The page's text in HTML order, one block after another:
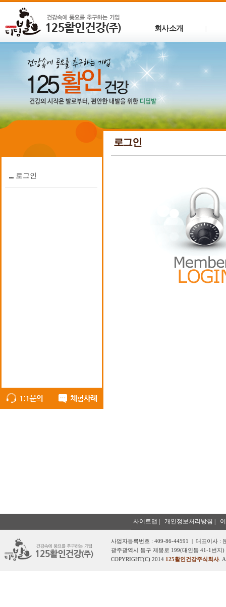
회사소개
로그인
로그인
사이트맵 개인정보처리방침
사업자등록번호 : 409-86-44591 | 대표이사 :
광주광역시 동구 제봉로 199(대인동 41-1번지
COPYRIGHT(C) 2014 125활인건강주식회사.